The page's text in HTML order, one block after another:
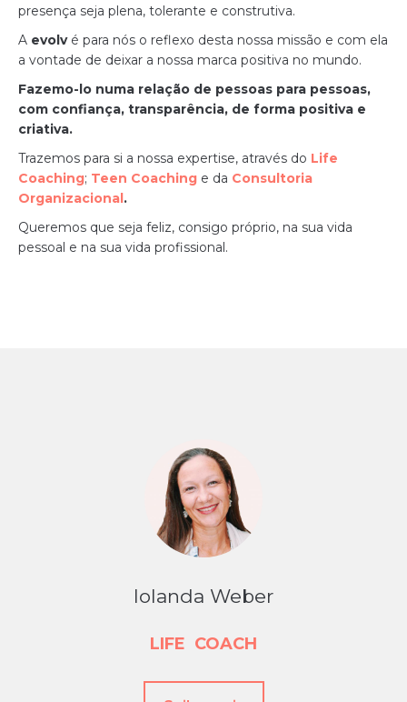
presença seja plena, tolerante e construtiva.
A evolvé para nós o reflexo desta nossa missão e com ela
a vontade de deixar a nossa marca positiva no mundo.
Fazemo-lo numa relação de pessoas para pessoas,
com confiança, transparência, de forma positiva e
criativa.
Trazemos para si a nossa expertise, através do Life
Coaching; Teen Coaching e da Consultoria
Organizacional.
Queremos que seja feliz, consigo próprio, na sua vida
pessoal e na sua vida profissional.
Iolanda Weber
LIFE COACH